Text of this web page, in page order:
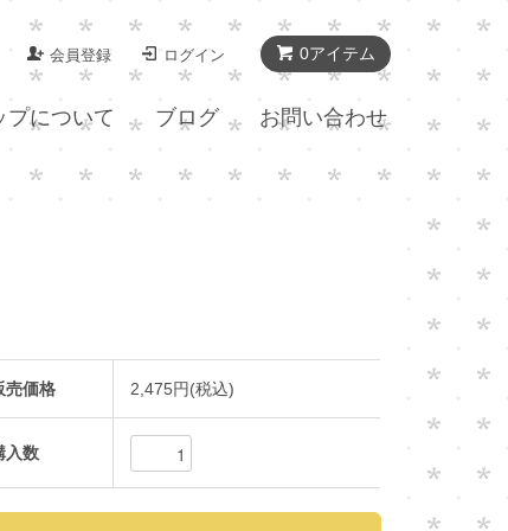
0アイテム
会員登録 ログイン
プについて ブログ お問い合わせ
売価格 2,475円(税込)
入数